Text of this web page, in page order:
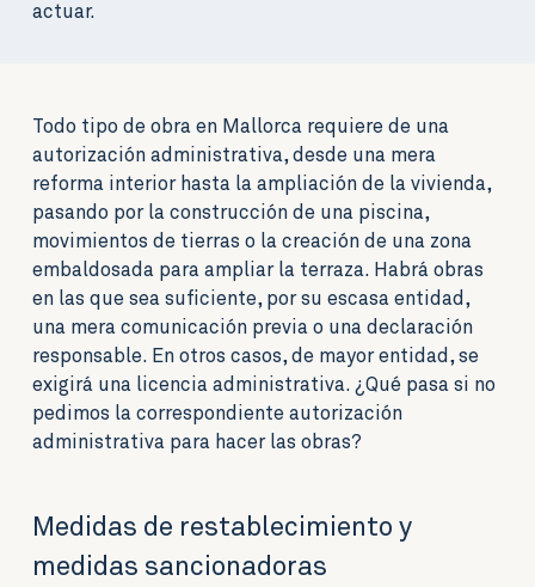
actuar.
Todo tipo de obra en Mallorca requiere de una
autorización administrativa, desde una mera
reforma interior hasta la ampliación de la vivienda,
pasando por la construcción de una piscina,
movimientos de tierras o la creación de una zona
embaldosada para ampliar la terraza. Habrá obras
en las que sea suficiente, por su escasa entidad,
una mera comunicación previa o una declaración
responsable. En otros casos, de mayor entidad, se
exigirá una licencia administrativa. ¿Qué pasa si no
pedimos la correspondiente autorización
administrativa para hacer las obras?
Medidas de restablecimiento y
medidas sancionadoras